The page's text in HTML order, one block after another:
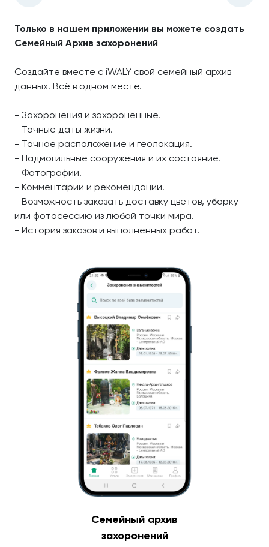
Только в нашем приложении вы можете создать
Семейный Архив захоронений
Создайте вместе с iWALY свой семейный архив
данных. Всё в одном месте.
- Захоронения и захороненные.
- Точные даты жизни.
- Точное расположение и геолокация.
- Надмогильные сооружения и их состояние.
- Фотографии.
- Комментарии и рекомендации.
- Возможность заказать доставку цветов, уборку
или фотосессию из любой точки мира.
- История заказов и выполненных работ.
Семейный архив
захоронений